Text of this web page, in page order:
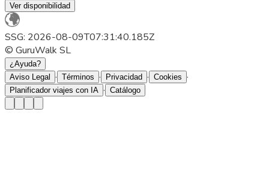
Ver disponibilidad
SSG: 2026-08-09T07:31:40.185Z
© GuruWalk SL
¿Ayuda?
Aviso Legal
· Términos · Privacidad · Cookies ·
Planificador viajes con IA · Catálogo